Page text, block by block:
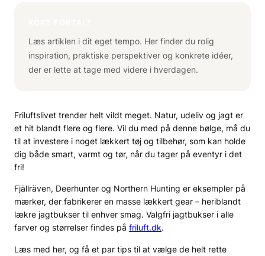
Læs artiklen i dit eget tempo. Her finder du rolig
inspiration, praktiske perspektiver og konkrete idéer,
der er lette at tage med videre i hverdagen.
Friluftslivet trender helt vildt meget. Natur, udeliv og jagt er
et hit blandt flere og flere. Vil du med på denne bølge, må du
til at investere i noget lækkert tøj og tilbehør, som kan holde
dig både smart, varmt og tør, når du tager på eventyr i det
fri!
Fjällräven, Deerhunter og Northern Hunting er eksempler på
mærker, der fabrikerer en masse lækkert gear – heriblandt
lækre jagtbukser til enhver smag. Valgfri jagtbukser i alle
farver og størrelser findes på friluft.dk.
Læs med her, og få et par tips til at vælge de helt rette